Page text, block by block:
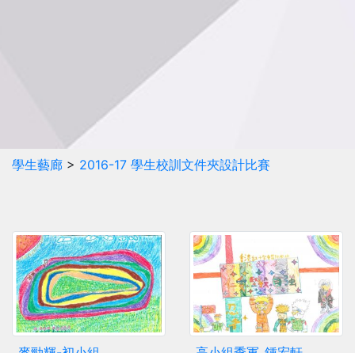
學生藝廊 > 2016-17 學生校訓文件夾設計比賽